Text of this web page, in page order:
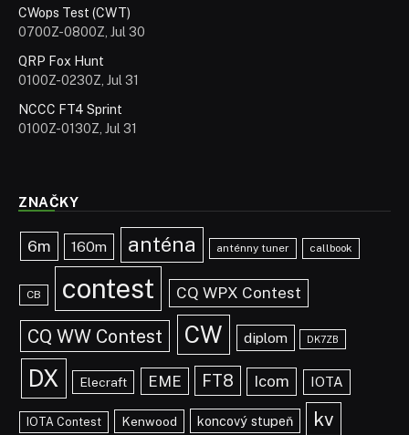
CWops Test (CWT)
0700Z-0800Z, Jul 30
QRP Fox Hunt
0100Z-0230Z, Jul 31
NCCC FT4 Sprint
0100Z-0130Z, Jul 31
ZNAČKY
6m 160m anténa anténny tuner callbook
CB contest CQ WPX Contest
CQ WW Contest CW diplom DK7ZB
DX Elecraft EME FT8 Icom IOTA
IOTA Contest Kenwood koncový stupeň kv